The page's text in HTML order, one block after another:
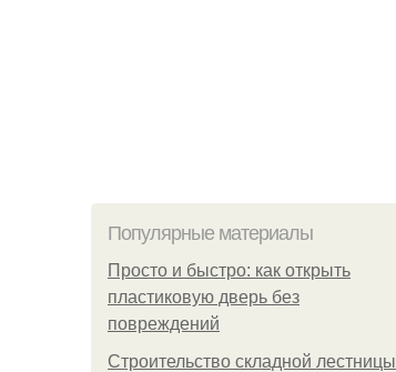
Популярные материалы
Просто и быстро: как открыть
пластиковую дверь без
повреждений
Строительство складной лестницы